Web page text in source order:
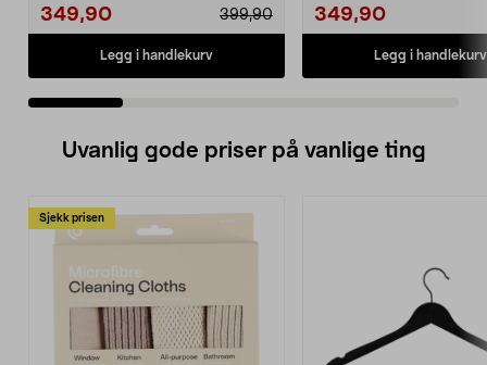
349,90 399,90
Legg i handlekurv
349,90
Legg i handlekurv
Uvanlig gode priser på vanlige ting
Sjekk prisen